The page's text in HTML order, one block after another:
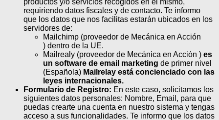
productos y/o servicios recogidos en el mismo,
requiriendo datos fiscales y de contacto. Te informo
que los datos que nos facilitas estarán ubicados en los
servidores de:
Mailchimp (proveedor de Mecánica en Acción
) dentro de la UE.
Mailrealy (proveedor de Mecánica en Acción ) es
un software de email marketing de primer nivel
(Española) Mailrelay está concienciado con las
leyes internacionales.
Formulario de Registro: En este caso, solicitamos los
siguientes datos personales: Nombre, Email, para que
puedas crearte una cuenta en nuestro sistema y tengas
acceso a sus funcionalidades. Te informo que los datos